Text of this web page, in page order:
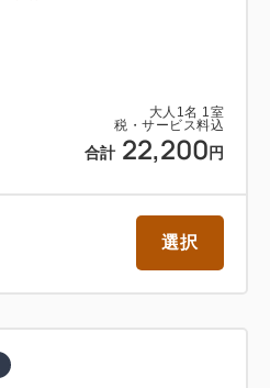
大人 1名 1室
税・サービス料込
合計 22,200 円
選択